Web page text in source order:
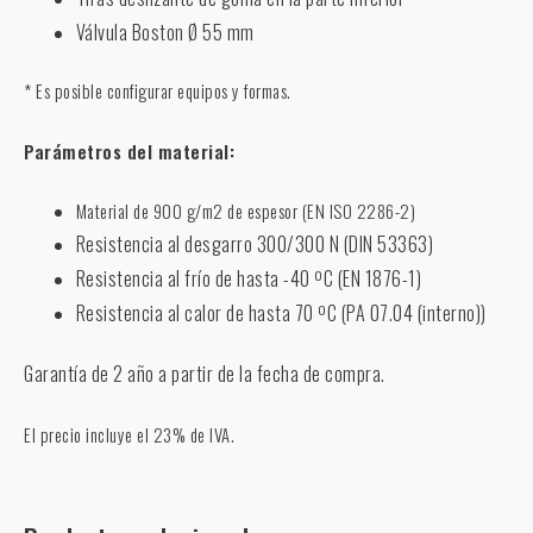
Válvula Boston Ø 55 mm
* Es posible configurar equipos y formas.
Parámetros del material:
Material de 900 g/m2 de espesor (EN ISO 2286-2)
Resistencia al desgarro 300/300 N (DIN 53363)
Resistencia al frío de hasta -40 ºC (EN 1876-1)
Resistencia al calor de hasta 70 ºC (PA 07.04 (interno))
Garantía de 2 año a partir de la fecha de compra.
El precio incluye el 23% de IVA.